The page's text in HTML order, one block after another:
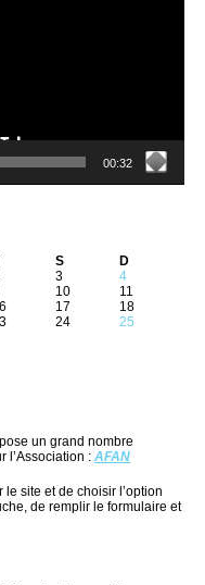
00:32
S
D
3
4
10
11
17
18
24
25
un grand nombre
l’Association : AFAN
le site et de choisir l’option
de remplir le formulaire et